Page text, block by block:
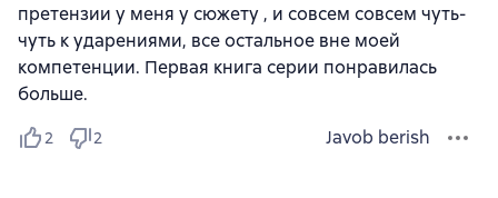
претензии у меня у сюжету , и совсем совсем чуть-
чуть к ударениями, все остальное вне моей
компетенции. Первая книга серии понравилась
больше.
2 2 Javob berish